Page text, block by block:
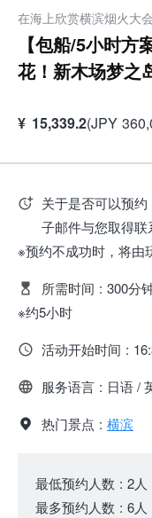
在海上欣赏横滨烟火大会
【包船/5小时
花！新木场梦之
¥ 15,339.2(JPY
关于是否可以预
子邮件与您取得联
※预约不成功时，将由
所需时间 : 300分
※约5小时
活动开始时间 :
服务语言 : 日语 /
热门景点 : 横滨
最低预约人数 : 2人
最多预约人数 : 6人